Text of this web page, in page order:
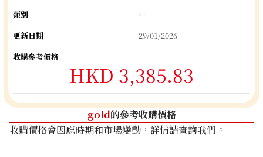
類別
ー
更新日期
29/01/2026
收購參考價格
HKD 3,385.83
gold的參考收購價格
收購價格會因應時期和市場變動，詳情請查詢我們。